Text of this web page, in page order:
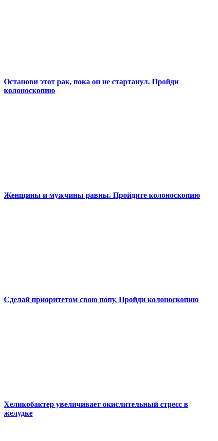
Останови этот рак, пока он не стартанул. Пройди
колоноскопию
Женщины и мужчины равны. Пройдите колоноскопию
Сделай приоритетом свою попу. Пройди колоноскопию
Хеликобактер увеличивает окислительный стресс в
желудке